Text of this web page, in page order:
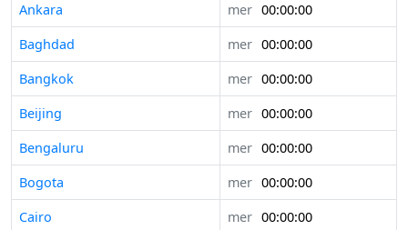
Ankara
mer 00:00:00
Baghdad
mer 00:00:00
Bangkok
mer 00:00:00
Beijing
mer 00:00:00
Bengaluru
mer 00:00:00
Bogota
mer 00:00:00
Cairo
mer 00:00:00